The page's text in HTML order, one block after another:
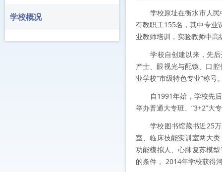
学校原址在衡水市人民
有教职工155名，其中专业
业教师培训，实验教师中
学校自创建以来，先后
产士、眼视光与配镜、口
业学校“市级特色专业”称号
自1991年始，学校先后
举办普通大专班、“3+2”大
学校图书馆藏书近25万
室、临床技能实训室两大
功能模拟人、心肺复苏模
的条件， 2014年学校获得
学校概况